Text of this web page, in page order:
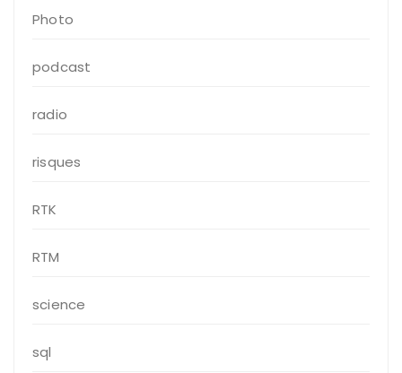
Photo
podcast
radio
risques
RTK
RTM
science
sql